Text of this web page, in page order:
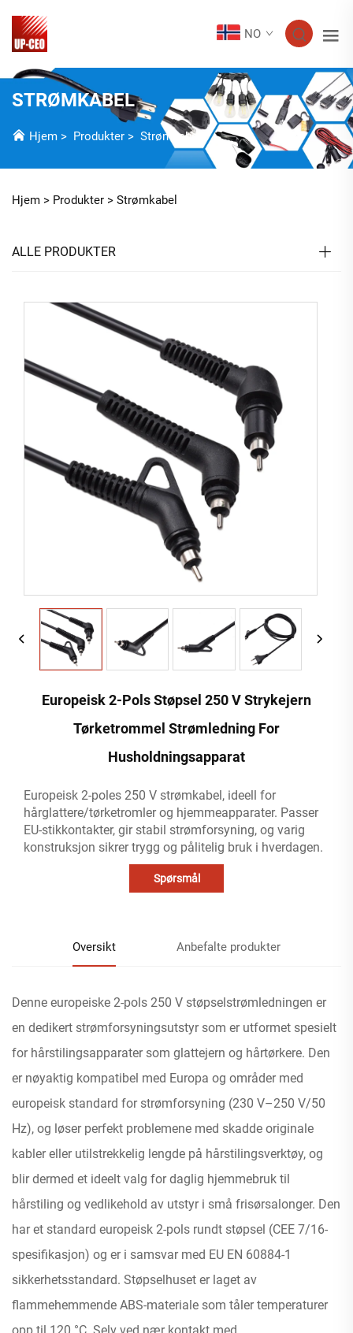
NO
STRØMKABEL
Hjem > Produkter > Strømkabel
Hjem > Produkter > Strømkabel
ALLE PRODUKTER
Europeisk 2-Pols Støpsel 250 V Strykejern
Tørketrommel Strømledning For
Husholdningsapparat
Europeisk 2-poles 250 V strømkabel, ideell for
hårglattere/tørketromler og hjemmeapparater. Passer
EU-stikkontakter, gir stabil strømforsyning, og varig
konstruksjon sikrer trygg og pålitelig bruk i hverdagen.
Spørsmål
Oversikt Anbefalte produkter
Denne europeiske 2-pols 250 V støpselstrømledningen er
en dedikert strømforsyningsutstyr som er utformet spesielt
for hårstilingsapparater som glattejern og hårtørkere. Den
er nøyaktig kompatibel med Europa og områder med
europeisk standard for strømforsyning (230 V–250 V/50
Hz), og løser perfekt problemene med skadde originale
kabler eller utilstrekkelig lengde på hårstilingsverktøy, og
blir dermed et ideelt valg for daglig hjemmebruk til
hårstiling og vedlikehold av utstyr i små frisørsalonger. Den
har et standard europeisk 2-pols rundt støpsel (CEE 7/16-
spesifikasjon) og er i samsvar med EU EN 60884-1
sikkerhetsstandard. Støpselhuset er laget av
flammehemmende ABS-materiale som tåler temperaturer